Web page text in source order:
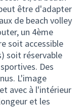
être d'adapter
de beach volley
un 4ème
soit accessible
soit réservable
Des
L'image
avec à l'intérieur
et les